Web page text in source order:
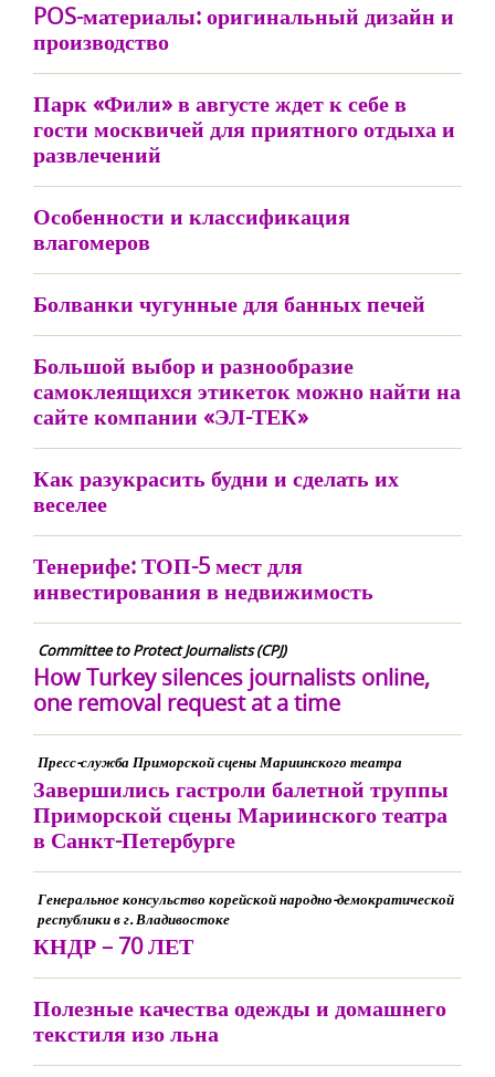
POS-материалы: оригинальный дизайн и
производство
Парк «Фили» в августе ждет к себе в
гости москвичей для приятного отдыха и
развлечений
Особенности и классификация
влагомеров
Болванки чугунные для банных печей
Большой выбор и разнообразие
самоклеящихся этикеток можно найти на
сайте компании «ЭЛ-ТЕК»
Как разукрасить будни и сделать их
веселее
Тенерифе: ТОП-5 мест для
инвестирования в недвижимость
Committee to Protect Journalists (CPJ)
How Turkey silences journalists online,
one removal request at a time
Пресс-служба Приморской сцены Мариинского театра
Завершились гастроли балетной труппы
Приморской сцены Мариинского театра
в Санкт-Петербурге
Генеральное консульство корейской народно-демократической
республики в г. Владивостоке
КНДР – 70 ЛЕТ
Полезные качества одежды и домашнего
текстиля изо льна